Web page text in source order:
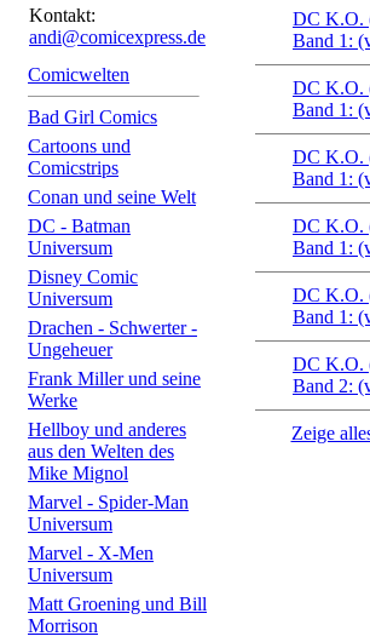
Kontakt:
andi@comicexpress.de
Comicwelten
Bad Girl Comics
Cartoons und
Comicstrips
Conan und seine Welt
DC - Batman
Universum
Disney Comic
Universum
Drachen - Schwerter -
Ungeheuer
Frank Miller und seine
Werke
Hellboy und anderes
aus den Welten des
Mike Mignol
Marvel - Spider-Man
Universum
Marvel - X-Men
Universum
Matt Groening und Bill
Morrison
DC K.O.
Band 1:
DC K.O.
Band 1:
DC K.O.
Band 1:
DC K.O.
Band 1:
DC K.O.
Band 1:
DC K.O.
Band 2:
Zeige